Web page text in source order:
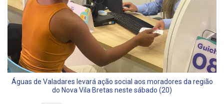
Águas de Valadares levará ação social aos moradores da região
do Nova Vila Bretas neste sábado (20)